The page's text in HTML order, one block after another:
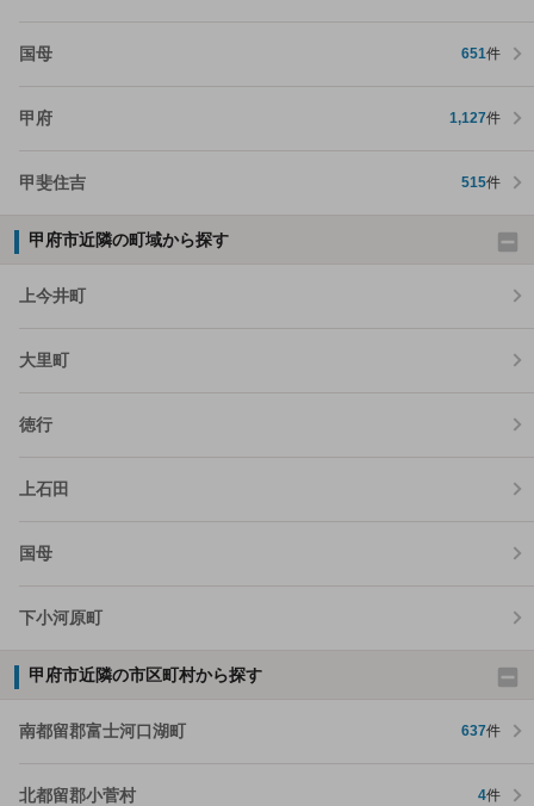
国母 651件
甲府 1,127件
甲斐住吉 515件
甲府市近隣の町域から探す
上今井町
大里町
徳行
上石田
国母
下小河原町
甲府市近隣の市区町村から探す
南都留郡富士河口湖町 637件
北都留郡小菅村 4件